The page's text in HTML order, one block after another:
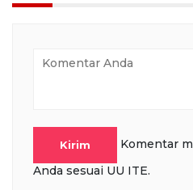
Kirim
Komentar
Anda sesuai UU ITE.